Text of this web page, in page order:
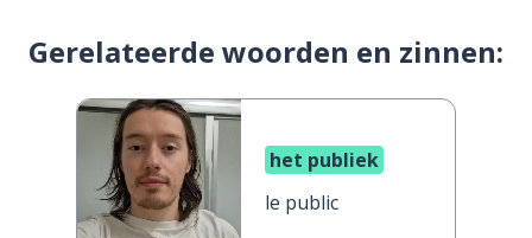
Gerelateerde woorden en zinnen:
het publiek
le public